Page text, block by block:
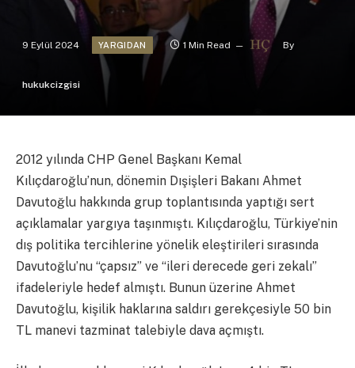
9 Eylül 2024 YARGIDAN 1 Min Read By
hukukcizgisi
2012 yılında CHP Genel Başkanı Kemal
Kılıçdaroğlu’nun, dönemin Dışişleri Bakanı Ahmet
Davutoğlu hakkında grup toplantısında yaptığı sert
açıklamalar yargıya taşınmıştı. Kılıçdaroğlu, Türkiye’nin
dış politika tercihlerine yönelik eleştirileri sırasında
Davutoğlu’nu “çapsız” ve “ileri derecede geri zekalı”
ifadeleriyle hedef almıştı. Bunun üzerine Ahmet
Davutoğlu, kişilik haklarına saldırı gerekçesiyle 50 bin
TL manevi tazminat talebiyle dava açmıştı.